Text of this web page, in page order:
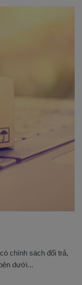
chính sách đổi trả,
dưới...